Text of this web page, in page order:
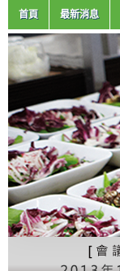
首頁 最新消息